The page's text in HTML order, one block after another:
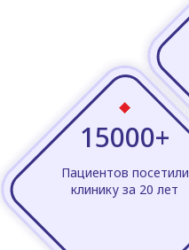
15000+
Пациентов посетили
клинику за 20 лет